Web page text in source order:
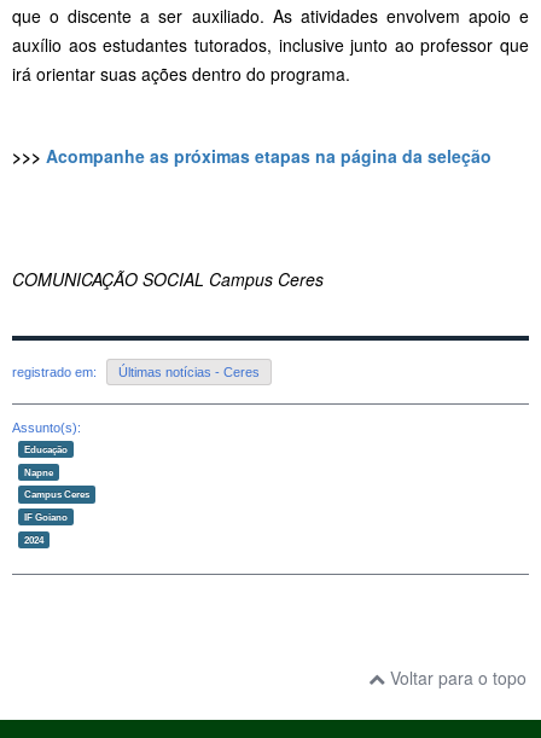
que o discente a ser auxiliado. As atividades envolvem apoio e
auxílio aos estudantes tutorados, inclusive junto ao professor que
irá orientar suas ações dentro do programa.
>>> Acompanhe as próximas etapas na página da seleção
COMUNICAÇÃO SOCIAL Campus Ceres
registrado em: Últimas notícias - Ceres
Assunto(s):
Educação
Napne
Campus Ceres
IF Goiano
2024
Voltar para o topo